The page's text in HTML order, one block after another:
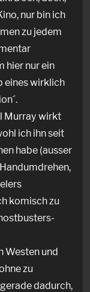
nur bin ich
zu jedem
hier nur ein
eines wirklich
Murray wirkt
ich ihn seit
habe (ausser
komisch zu
Westen und
zu
dadurch,